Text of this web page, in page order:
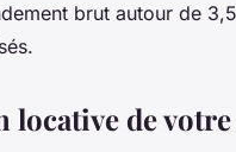
brut autour de
locative de